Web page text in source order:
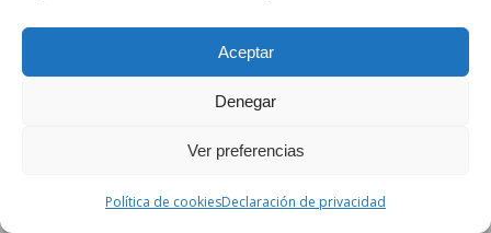
Aceptar
Denegar
Ver preferencias
Política de cookiesDeclaración de privacidad
© Copyright Gersón Beltrán López